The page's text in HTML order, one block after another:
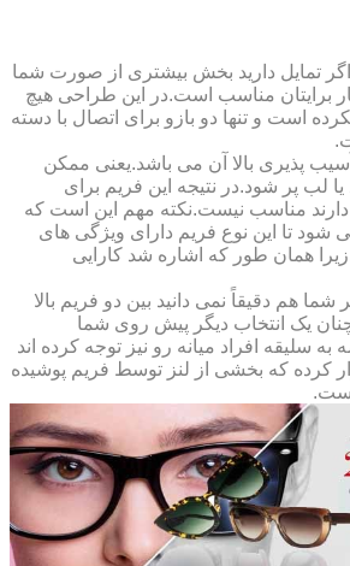
تمایل دارید بخش بیشتری از صورت شما
برایتان مناسب است.در این طراحی هیچ
است و تنها دو بازو برای اتصال با دسته
پذیری بالا آن می باشد.یعنی ممکن
لب پر شود.در نتیجه این فریم برای
دارند مناسب نیست.نکته مهم این است که
شود تا این نوع فریم دارای ویژگی های
همان طور که اشاره شد کارایی
هم دقیقاً نمی دانید بین دو فریم بالا
یک انتخاب دیگر پیش روی شما
سلیقه افراد میانه رو نیز توجه کرده اند
کرده که بخشی از لنز توسط فریم پوشیده